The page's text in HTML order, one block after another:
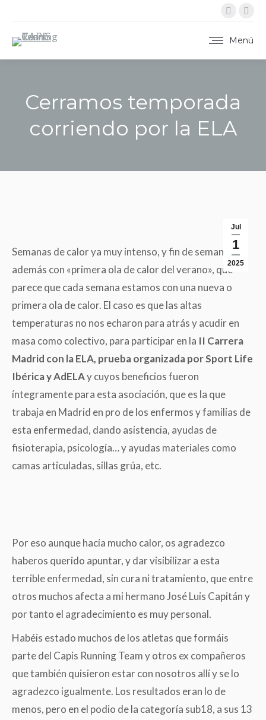
página
se
se
Menú
Cerramos temporada
corriendo por la ELA
Jul
1
2025
Semanas de calor ya muy intenso, y fin de semana
además con «primera ola de calor del verano», que
parece que cada semana estamos con una nueva o
primera ola de calor. El caso es que las altas
temperaturas no nos echaron para atrás y acudir en
masa como colectivo, para participar en la II Carrera
Madrid con la ELA, prueba organizada por Sport Life
Ibérica y AdELAy cuyos beneficios fueron
íntegramente para esta asociación, que es la que
trabaja en Madrid en pro de los enfermos y familias de
esta enfermedad, dando asistencia, ayudas de
fisioterapia, psicología… y ayudas materiales como
camas articuladas, sillas grúa, etc.
Por eso aunque hacía mucho calor, os agradezco
haberos querido apuntar, y dar visibilizar a esta
terrible enfermedad, sin cura ni tratamiento, que entre
otros muchos afecta a mi hermano José Luis Capitán y
por tanto el agradecimiento es muy personal.
Habéis estado muchos de los atletas que formáis
parte del Capis Running Team y otros ex compañeros
que también quisieron estar con nosotros allí y se lo
agradezco igualmente. Los resultados eran lo de
menos, pero en el podio de la categoría sub18, a sus 13